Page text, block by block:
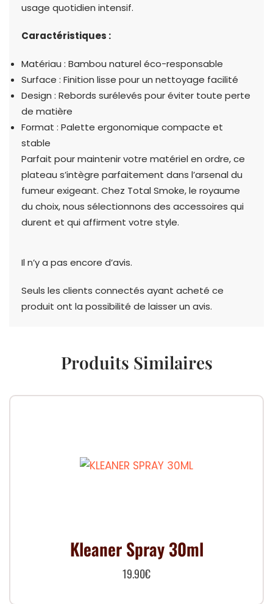
usage quotidien intensif.
Caractéristiques :
Matériau : Bambou naturel éco-responsable
Surface : Finition lisse pour un nettoyage facilité
Design : Rebords surélevés pour éviter toute perte
de matière
Format : Palette ergonomique compacte et
stable
Parfait pour maintenir votre matériel en ordre, ce
plateau s’intègre parfaitement dans l’arsenal du
fumeur exigeant. Chez Total Smoke, le royaume
du choix, nous sélectionnons des accessoires qui
durent et qui affirment votre style.
Il n’y a pas encore d’avis.
Seuls les clients connectés ayant acheté ce
produit ont la possibilité de laisser un avis.
Produits Similaires
Kleaner Spray 30ml
19.90€